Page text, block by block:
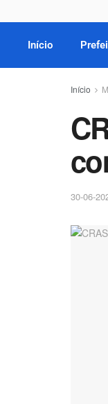
Início
Início
30-06-